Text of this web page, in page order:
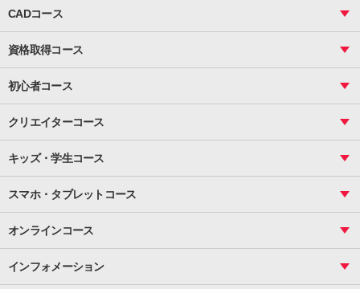
関数
ピボットテーブル
マクロ
資料作成（基礎）
資料作成（応用）
Word
文書作成（応用）
文書作成（デザイン活用）
Access
データベース活用
CADコース
図面作成（基礎）
図面作成（応用）
資格取得コース
ビジネス統計
CS
サーティファイ
初心者コース
インターネット活用
メール活用
クリエイターコース
基礎
応用
Illustrator
基礎
応用
HTML/CSS
InDesign
キッズ・学生コース
プライマリー（年長～小２）
スタンダード（小３～小６）
マインクラフト（年長～小６）
パソコンコース
スマホ・タブレットコース
初めてのInstagram
初めてのTwitter
オンラインコース
インフォメーション